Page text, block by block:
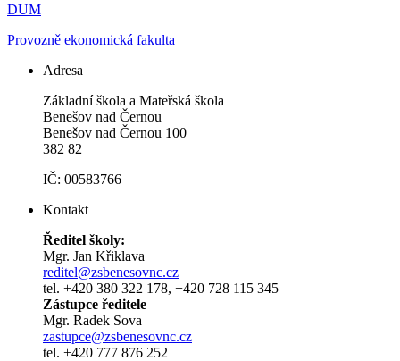
DUM
Provozně ekonomická fakulta
Adresa
Základní škola a Mateřská škola
Benešov nad Černou
Benešov nad Černou 100
382 82
IČ: 00583766
Kontakt
Ředitel školy:
Mgr. Jan Křiklava
reditel@zsbenesovnc.cz
tel. +420 380 322 178, +420 728 115 345
Zástupce ředitele
Mgr. Radek Sova
zastupce@zsbenesovnc.cz
tel. +420 777 876 252